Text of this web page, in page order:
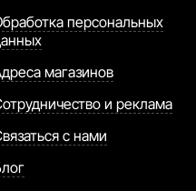
персональных
магазинов
и реклама
с нами